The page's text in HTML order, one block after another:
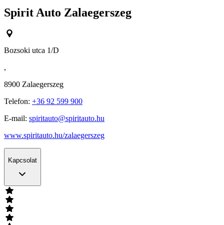
Spirit Auto Zalaegerszeg
Bozsoki utca 1/D
,
8900 Zalaegerszeg
Telefon: +36 92 599 900
E-mail: spiritauto@spiritauto.hu
www.spiritauto.hu/zalaegerszeg
Kapcsolat